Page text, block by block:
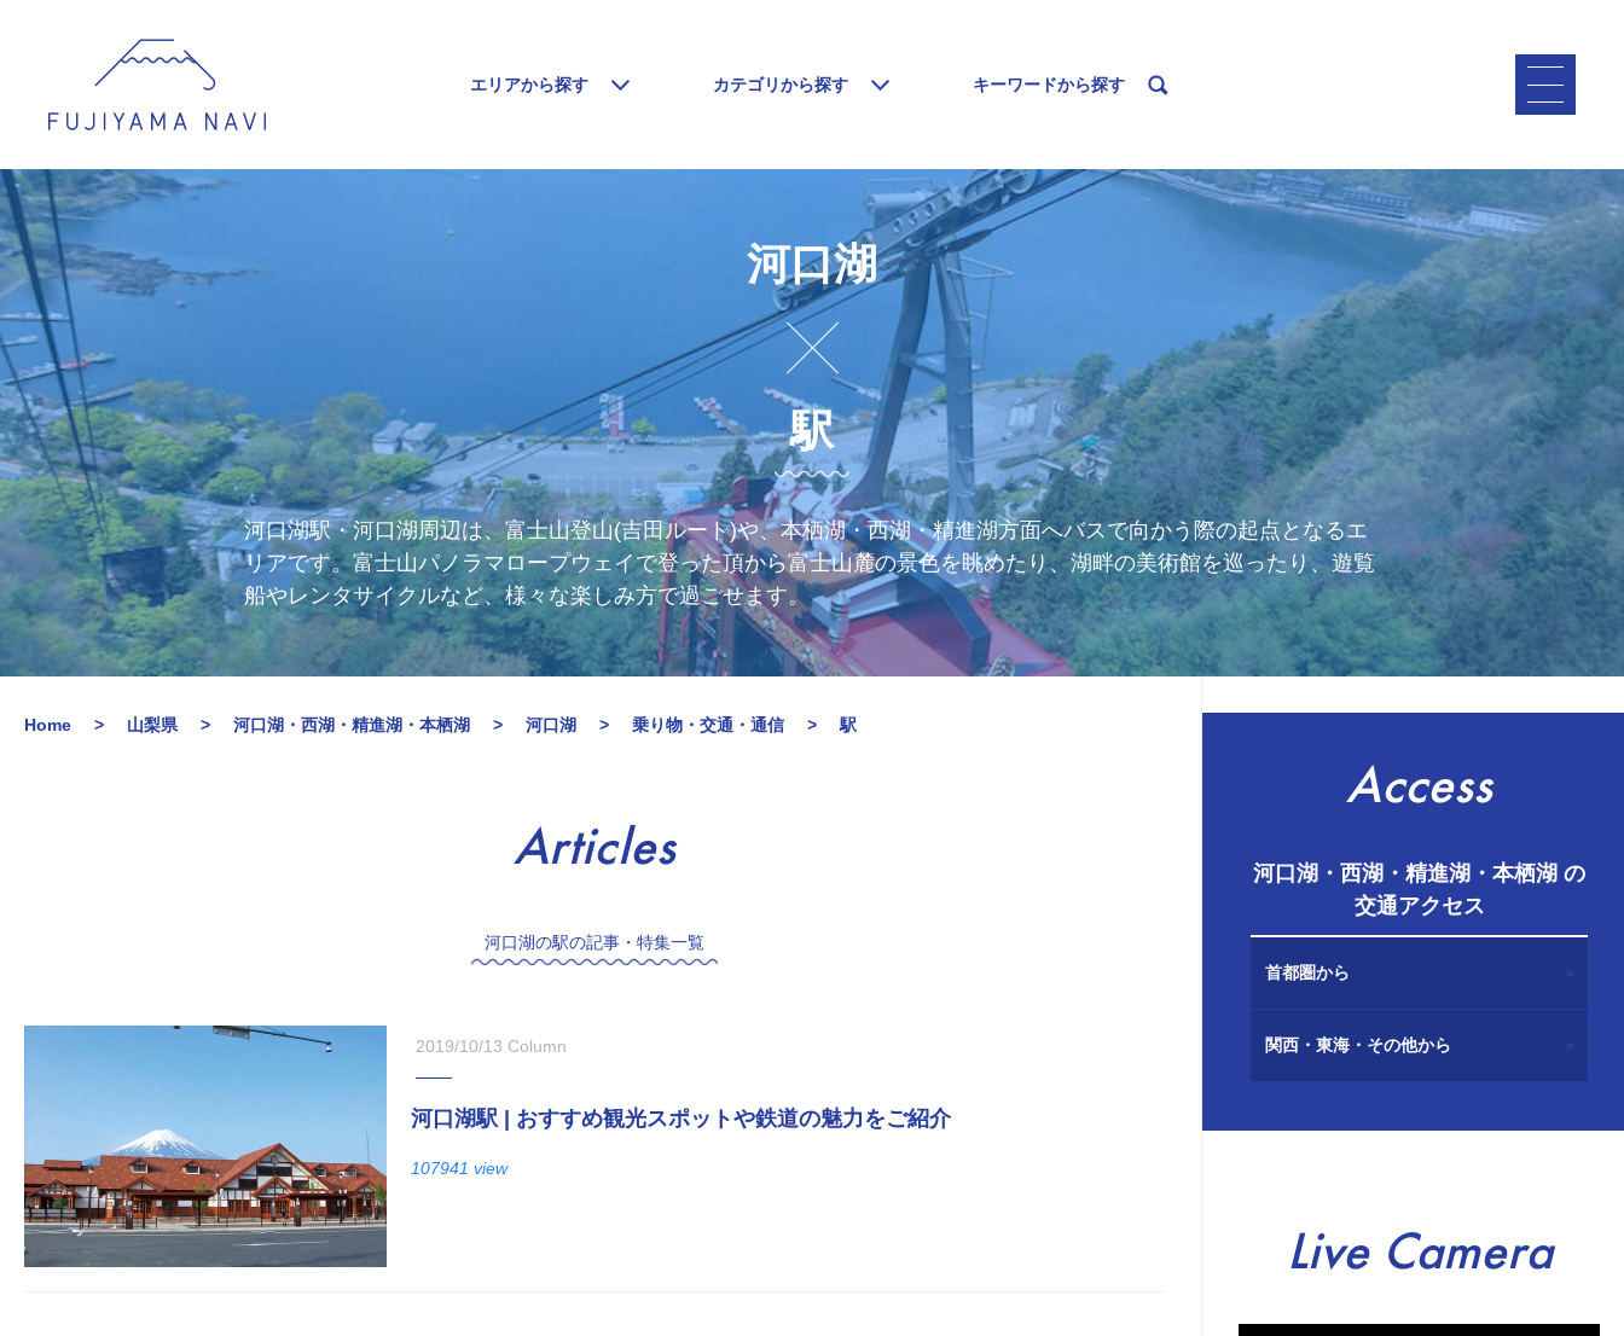
エリアから探す カテゴリから探す キーワードから探す
河口湖
駅
河口湖駅・河口湖周辺は、富士山登山(吉田ルート)や、本栖湖・西湖・精進湖方面へバスで向かう際の起点となるエ
リアです。富士山パノラマロープウェイで登った頂から富士山麓の景色を眺めたり、湖畔の美術館を巡ったり、遊覧
船やレンタサイクルなど、様々な楽しみ方で過ごせます。
Home 山梨県 河口湖・西湖・精進湖・本栖湖 河口湖 乗り物・交通・通信 駅
Articles
河口湖の駅の記事・特集一覧
2019/10/13 Column
河口湖駅 | おすすめ観光スポットや鉄道の魅力をご紹介
107941 view
Access
河口湖・西湖・精進湖・本栖湖 の
交通アクセス
首都圏から
関西・東海・その他から
Live Camera